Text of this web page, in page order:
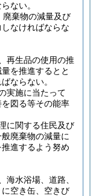
ない。
廃棄物の減量及び
なければならな
再生品の使用の推
を推進するとと
ならない。
実施に当たって
図る等その能率
に関する住民及び
廃棄物の減量に
進するよう努め
海水浴場、道路、
空き缶、空きび